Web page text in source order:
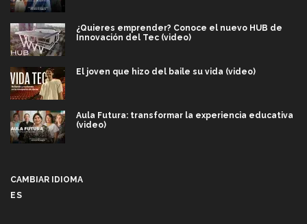
¿Quieres emprender? Conoce el nuevo HUB de
Innovación del Tec (video)
El joven que hizo del baile su vida (video)
Aula Futura: transformar la experiencia educativa
(video)
CAMBIAR IDIOMA
ES